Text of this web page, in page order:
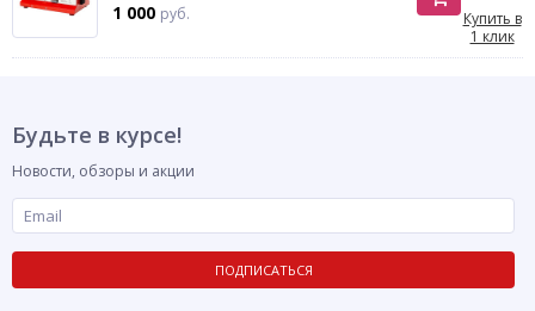
1 000 руб.
Купить в
1 клик
Будьте в курсе!
Новости, обзоры и акции
ПОДПИСАТЬСЯ